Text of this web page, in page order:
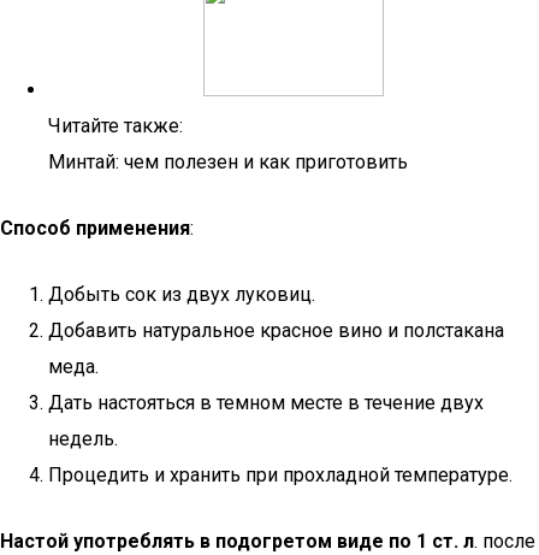
Читайте также:
Минтай: чем полезен и как приготовить
Способ применения:
Добыть сок из двух луковиц.
Добавить натуральное красное вино и полстакана
меда.
Дать настояться в темном месте в течение двух
недель.
Процедить и хранить при прохладной температуре.
Настой употреблять в подогретом виде по 1 ст. л. после